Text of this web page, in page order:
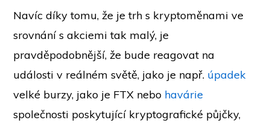
Navíc díky tomu, že je trh s kryptoměnami ve
srovnání s akciemi tak malý, je
pravděpodobnější, že bude reagovat na
události v reálném světě, jako je např. úpadek
velké burzy, jako je FTX nebo havárie
společnosti poskytující kryptografické půjčky,